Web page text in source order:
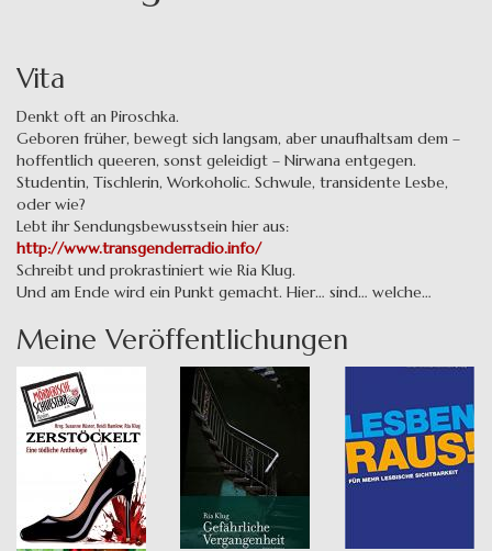
Vita
Denkt oft an Piroschka.
Geboren früher, bewegt sich langsam, aber unaufhaltsam dem –
hoffentlich queeren, sonst geleidigt – Nirwana entgegen.
Studentin, Tischlerin, Workoholic. Schwule, transidente Lesbe,
oder wie?
Lebt ihr Sendungsbewusstsein hier aus:
http://www.transgenderradio.info/
Schreibt und prokrastiniert wie Ria Klug.
Und am Ende wird ein Punkt gemacht. Hier… sind… welche…
Meine Veröffentlichungen